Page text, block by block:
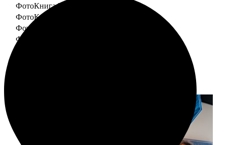
ФотоКнига "Слим" 15x20
ФотоКнига "Слим" 20x20
ФотоКнига "Слим" 20x30
ФотоКнига "Слим" 25x25